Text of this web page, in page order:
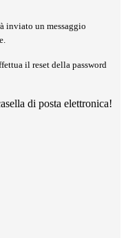
inviato un messaggio
il reset della password
di posta elettronica!